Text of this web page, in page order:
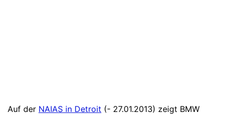
Auf der NAIAS in Detroit (- 27.01.2013) zeigt BMW